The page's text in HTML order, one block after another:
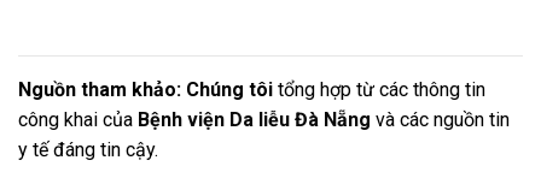
Nguồn tham khảo: Chúng tôi tổng hợp từ các thông tin
công khai của Bệnh viện Da liễu Đà Nẵng và các nguồn tin
y tế đáng tin cậy.